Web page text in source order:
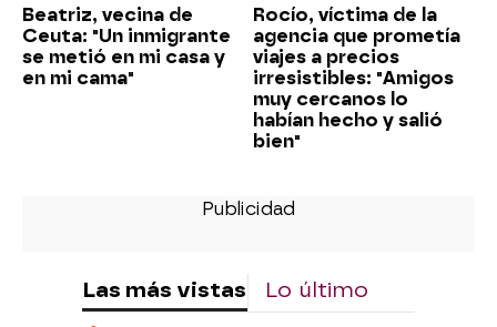
Beatriz, vecina de
Ceuta: "Un inmigrante
se metió en mi casa y
en mi cama"
Rocío, víctima de la
agencia que prometía
viajes a precios
irresistibles: "Amigos
muy cercanos lo
habían hecho y salió
bien"
Las más vistas Lo último